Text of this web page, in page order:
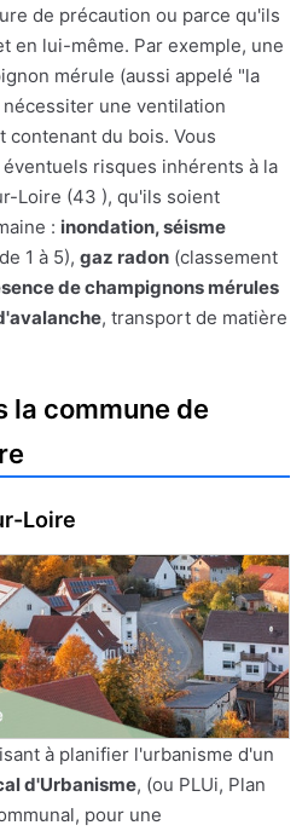
de précaution ou parce qu'ils
en lui-même. Par exemple, une
mérule (aussi appelé "la
une ventilation
du bois. Vous
risques inhérents à la
Loire (43 ), qu'ils soient
: inondation, séisme
1 à 5), gaz radon (classement
de champignons mérules
, transport de matière
la commune de
Loire
à planifier l'urbanisme d'un
d'Urbanisme, (ou PLUi, Plan
pour une